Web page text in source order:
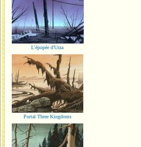
L'épopée d'Urza
Portal Three Kingdoms